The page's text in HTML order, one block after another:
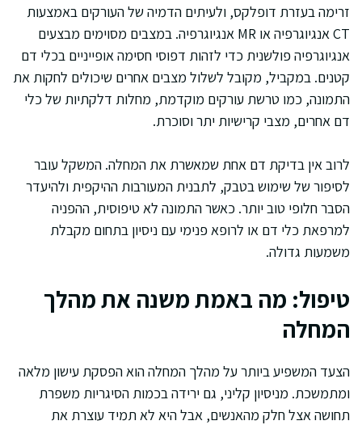
זרימה בעזרת דופלקס, ולעיתים הדמיה של העורקים באמצעות
CT אנגיוגרפיה או MR אנגיוגרפיה. במצבים מסוימים מבצעים
אנגיוגרפיה פולשנית כדי לזהות דפוסי חסימה אופייניים בכלי דם
קטנים. במקביל, מקובל לשלול מצבים אחרים שיכולים לחקות את
התמונה, כמו טרשת עורקים מוקדמת, מחלות דלקתיות של כלי
דם אחרים, מצבי קרישיות יתר וסוכרת.
לרוב אין בדיקת דם אחת שמאשרת את המחלה. המשקל עובר
לסיפור של שימוש בטבק, לתבנית המעורבות ההיקפית ולהיעדר
הסבר חלופי טוב יותר. כאשר התמונה לא טיפוסית, ההפניה
למרפאת כלי דם או לרופא פנימי עם ניסיון בתחום מקבלת
משמעות גדולה.
טיפול: מה באמת משנה את מהלך
המחלה
הצעד המשפיע ביותר על מהלך המחלה הוא הפסקת עישון מלאה
ומתמשכת. מניסיון קליני, גם ירידה בכמות הסיגריות משפרת
תחושה אצל חלק מהאנשים, אבל היא לא תמיד עוצרת את